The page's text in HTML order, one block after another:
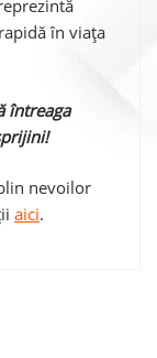
în viața
întreaga
nevoilor
aici.